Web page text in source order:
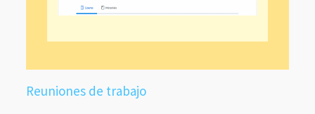
Reuniones de trabajo